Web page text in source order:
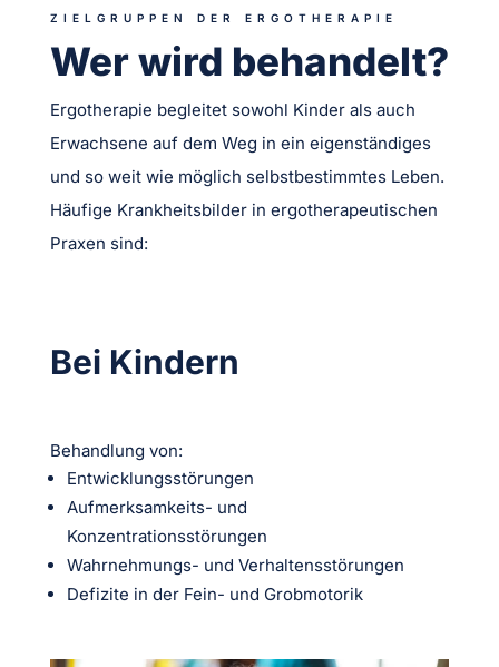
ZIELGRUPPEN DER ERGOTHERAPIE
Wer wird behandelt?
Ergotherapie begleitet sowohl Kinder als auch
Erwachsene auf dem Weg in ein eigenständiges
und so weit wie möglich selbstbestimmtes Leben.
Häufige Krankheitsbilder in ergotherapeutischen
Praxen sind:
Bei Kindern
Behandlung von:
Entwicklungsstörungen
Aufmerksamkeits- und
Konzentrationsstörungen
Wahrnehmungs- und Verhaltensstörungen
Defizite in der Fein- und Grobmotorik